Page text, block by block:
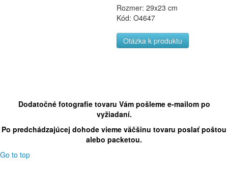
Rozmer: 29x23 cm
Kód: O4647
Otázka k produktu
Dodatočné fotografie tovaru Vám pošleme e-mailom po
vyžiadaní.
Po predchádzajúcej dohode vieme väčšinu tovaru poslať poštou
alebo packetou.
Go to top